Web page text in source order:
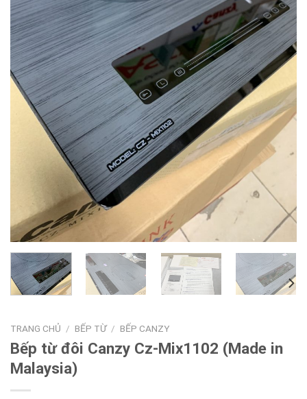
TRANG CHỦ / BẾP TỪ / BẾP CANZY
Bếp từ đôi Canzy Cz-Mix1102 (Made in
Malaysia)